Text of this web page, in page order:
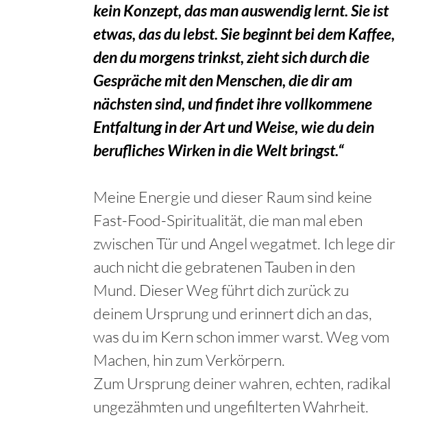
kein Konzept, das man auswendig lernt. Sie ist
etwas, das du lebst. Sie beginnt bei dem Kaffee,
den du morgens trinkst, zieht sich durch die
Gespräche mit den Menschen, die dir am
nächsten sind, und findet ihre vollkommene
Entfaltung in der Art und Weise, wie du dein
berufliches Wirken in die Welt bringst.“
Meine Energie und dieser Raum sind keine
Fast-Food-Spiritualität, die man mal eben
zwischen Tür und Angel wegatmet. Ich lege dir
auch nicht die gebratenen Tauben in den
Mund. Dieser Weg führt dich zurück zu
deinem Ursprung und erinnert dich an das,
was du im Kern schon immer warst. Weg vom
Machen, hin zum Verkörpern.
Zum Ursprung deiner wahren, echten, radikal
ungezähmten und ungefilterten Wahrheit.